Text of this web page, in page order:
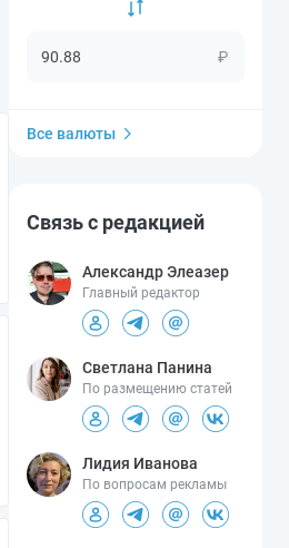
₽
Все валюты
Связь с редакцией
Александр Элеазер
Главный редактор
Светлана Панина
По размещению статей
Лидия Иванова
По вопросам рекламы